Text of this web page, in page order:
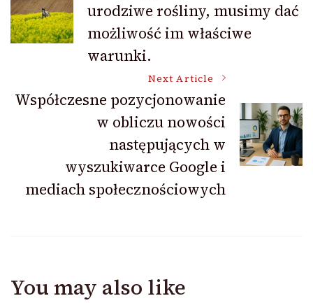
Navigationurodziwe rośliny, musimy dać
możliwość im właściwe
warunki.
Next Article
Współczesne pozycjonowanie
w obliczu nowości
następujących w
wyszukiwarce Google i
mediach społecznościowych
You may also like